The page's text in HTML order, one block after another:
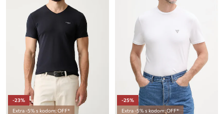
-23%
Extra -5% s kodom: OFF*
-25%
Extra -5% s kodom: OFF*